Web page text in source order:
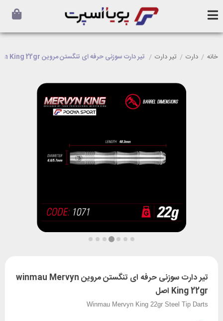
خانه / دارت / تیر دارت / تیر دارت سوزنی حرفه ای تنگستن مروین winmau Mervyn King 22gr اصل
تیر دارت سوزنی حرفه ای تنگستن مروین winmau Mervyn
King 22gr اصل
Winmau Mervyn King 22gr Steel Tip Darts